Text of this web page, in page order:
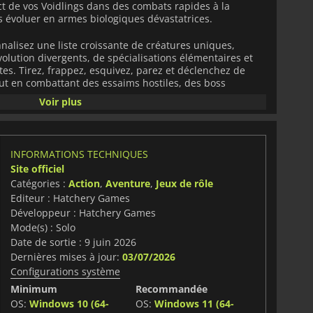
de vos Voidlings dans des combats rapides à la
en armes biologiques dévastatrices.
une liste croissante de créatures uniques,
divergents, de spécialisations élémentaires et
Tirez, frappez, esquivez, parez et déclenchez de
en combattant des essaims hostiles, des boss
plus dangereux.
à des systèmes de progression approfondis.
débloquez de puissantes améliorations,
Expérimentez des mutations, des avantages et des
des constructions spécialisées adaptées à votre
remplies de secrets, de ressources et
œufs, élargissez votre collection et poussez vos
leurs limites en luttant pour reconquérir des
une progression RPG et une action dynamique
Boundoffre une nouvelle approche du genre du
Voir plus
INFORMATIONS TECHNIQUES
Site officiel
Catégories : Action, Aventure, Jeux de rôle
Editeur : Hatchery Games
Développeur : Hatchery Games
Mode(s) : Solo
Date de sortie : 9 juin 2026
Dernières mises à jour: 03/07/2026
Configurations système
Minimum
OS: Windows 10 (64-
Recommandée
OS:Windows 11 (64-